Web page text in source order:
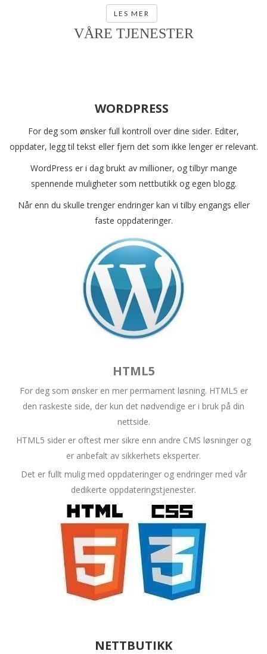
LES MER
VÅRE TJENESTER
WORDPRESS
For deg som ønsker full kontroll over dine sider. Editer,
oppdater, legg til tekst eller fjern det som ikke lenger er relevant.
WordPress er i dag brukt av millioner, og tilbyr mange
spennende muligheter som nettbutikk og egen blogg.
Når enn du skulle trenger endringer kan vi tilby engangs eller
faste oppdateringer.
HTML5
For deg som ønsker en mer permament løsning. HTML5 er
den raskeste side, der kun det nødvendige er i bruk på din
nettside.
HTML5 sider er oftest mer sikre enn andre CMS løsninger og
er anbefalt av sikkerhets eksperter.
Det er fullt mulig med oppdateringer og endringer med vår
dedikerte oppdateringstjenester.
NETTBUTIKK